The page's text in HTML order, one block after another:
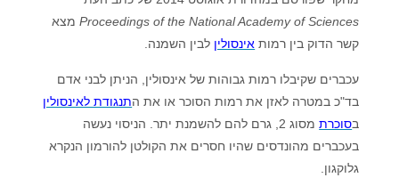
Proceedings of the National Academy of Sciencesמצא
קשר הדוק בין רמות אינסולין לבין השמנה.
עכברים שקיבלו רמות גבוהות של אינסולין, הניתן לבני אדם
בד"כ במטרה לאזן את רמות הסוכר או את התנגודת לאינסולין
בסוכרת
מסוג 2, גרם להם להשמנת יתר. הניסוי נעשה
בעכברים מהונדסים שהיו חסרים את הקולטן להורמון הנקרא
גלוקגון.